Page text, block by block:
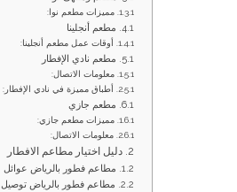
مميزات مطعم نوا:
مطعم أنجلينا
أوقات عمل مطعم أنجلينا:
مطعم نادي الإفطار
معلومات الاتصال:
أطباق مميزة في نادي الإفطار:
مطعم جازي
مميزات مطعم جازي:
معلومات الاتصال:
دليل اختيار مطاعم الافطار
مطاعم فطور بالرياض عوائل
مطاعم فطور بالرياض توصيل